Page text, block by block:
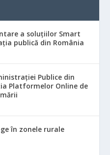
a soluțiilor Smart
publică din România
Publice din
Platformelor Online de
în zonele rurale